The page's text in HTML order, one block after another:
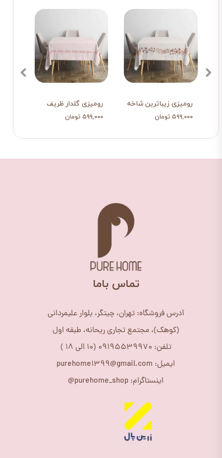
رومیزی گلدار ظریف
۵۹۹,۰۰۰ تومان
رومیزی زیباترین شاخه
۵۹۹,۰۰۰ تومان
​تماس باما
آدرس فروشگاه: تهران، چیتگر، بلوار علیمردانی
(کوهک)، مجتمع تجاری ریحانه، طبقه اول
تلفن: 09195539970 (10 الی 18 )
ایمیل: purehome1399@gmail.com
اینستاگرام: purehome_shop@